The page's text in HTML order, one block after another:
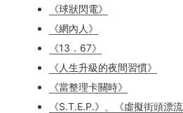
《球狀閃電》
《網內人》
《13．67》
《人生升級的夜間習慣》
《當整理卡關時》
《S.T.E.P.》、《虛擬街頭漂